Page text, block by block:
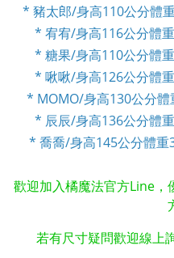
* 豬太郎/身高110公分體
* 宥宥/身高116公分體
* 糖果/身高110公分體
* 啾啾/身高126公分體
* MOMO/身高130公分體
* 辰辰/身高136公分體
* 喬喬/身高145公分體重
歡迎加入橘魔法官方Line，
若有尺寸疑問歡迎線上